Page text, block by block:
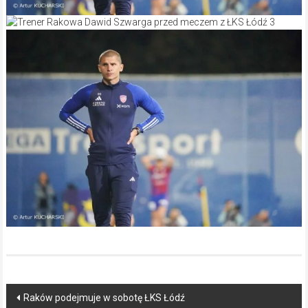
Post
Raków podejmuje w sobotę ŁKS Łódź